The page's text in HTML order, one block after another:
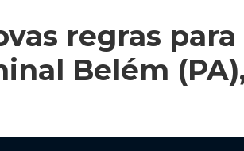
regras
Belém